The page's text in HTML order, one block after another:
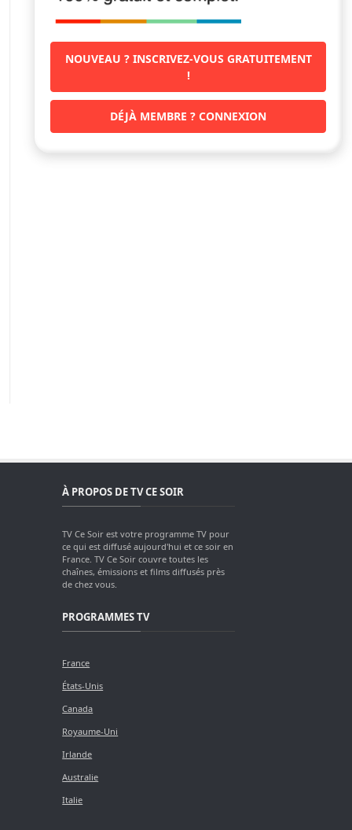
NOUVEAU ? INSCRIVEZ-VOUS GRATUITEMENT
!
DÉJÀ MEMBRE ? CONNEXION
À PROPOS DE TV CE SOIR
TV Ce Soir est votre programme TV pour
ce qui est diffusé aujourd'hui et ce soir en
France. TV Ce Soir couvre toutes les
chaînes, émissions et films diffusés près
de chez vous.
PROGRAMMES TV
France
États-Unis
Canada
Royaume-Uni
Irlande
Australie
Italie